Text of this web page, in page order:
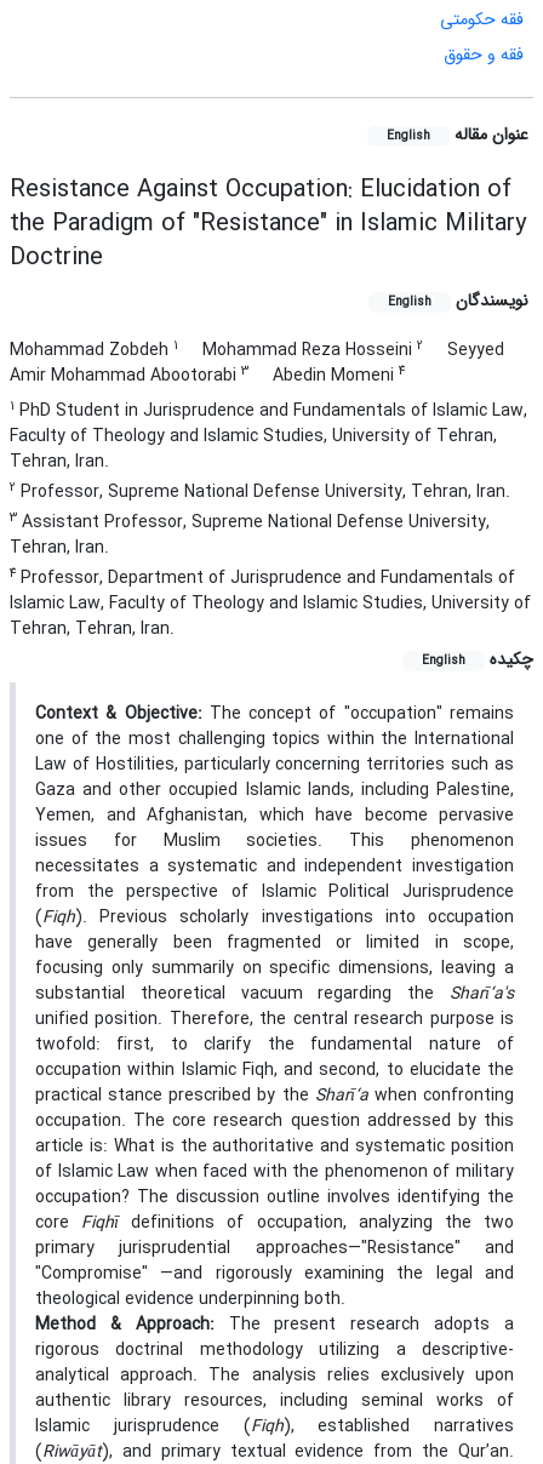
فقه حکومتی
فقه و حقوق
عنوان مقاله English
Resistance Against Occupation: Elucidation of
the Paradigm of "Resistance" in Islamic Military
Doctrine
نویسندگان English
Mohammad Zobdeh Mohammad Reza Hosseini
Seyyed
Amir Mohammad Abootorabi3 Abedin Momeni4
PhD Student in Jurisprudence and Fundamentals of Islamic Law,
Faculty of Theology and Islamic Studies, University of Tehran,
Tehran, Iran.
Professor, Supreme National Defense University, Tehran, Iran.
3 Assistant Professor, Supreme National Defense University,
Tehran, Iran.
4 Professor, Department of Jurisprudence and Fundamentals of
Islamic Law, Faculty of Theology and Islamic Studies, University of
Tehran, Tehran, Iran.
چکیده
English
Context & Objective:The concept of "occupation" remains
one of the most challenging topics within the International
Law of Hostilities, particularly concerning territories such as
Gaza and other occupied Islamic lands, including Palestine,
Yemen, and Afghanistan, which have become pervasive
issues for Muslim societies. This phenomenon
necessitates a systematic and independent investigation
from the perspective of Islamic Political Jurisprudence
(Fiqh). Previous scholarly investigations into occupation
have generally been fragmented or limited in scope,
focusing only summarily on specific dimensions, leaving a
substantial theoretical vacuum regarding theSharī‘a's
unified position. Therefore, the central research purpose is
twofold: first, to clarify the fundamental nature of
occupation within Islamic Fiqh, and second, to elucidate the
practical stance prescribed by theSharī‘a when confronting
occupation. The core research question addressed by this
article is: What is the authoritative and systematic position
of Islamic Law when faced with the phenomenon of military
occupation? The discussion outline involves identifying the
coreFiqhī definitions of occupation, analyzing the two
primary jurisprudential approaches—"Resistance" and
"Compromise" —and rigorously examining the legal and
theological evidence underpinning both.
Method & Approach:The present research adopts a
rigorous doctrinal methodology utilizing a descriptive-
analytical approach. The analysis relies exclusively upon
authentic library resources, including seminal works of
Islamic jurisprudence (Fiqh), established narratives
(Riwāyāt), and primary textual evidence from the Qur’an.